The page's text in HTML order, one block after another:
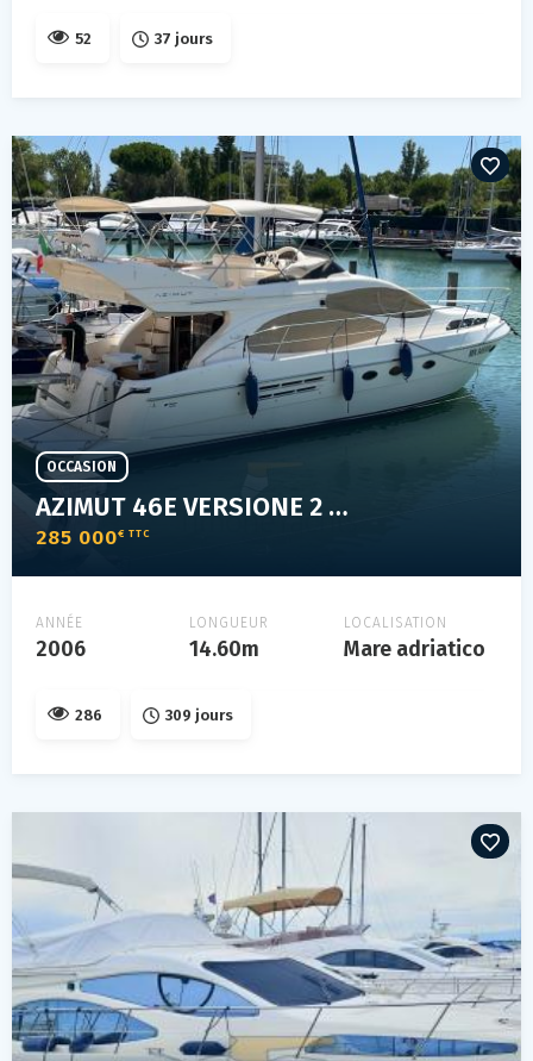
52 37 jours
AZIMUT 46E VERSIONE 2 CABINE
285 000€ TTC
OCCASION
ANNÉE
2006
LONGUEUR
14.60m
LOCALISATION
Mare adriatico
286 309 jours